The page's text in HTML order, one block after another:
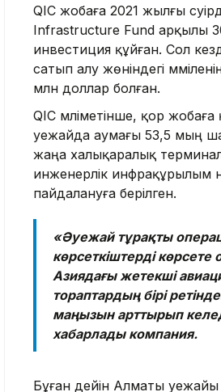
QIC жобаға 2021 жылғы
Infrastructure Fund арқылы
инвестиция құйған. Сол
сатып алу жөніндегі
млн доллар болған.
QIC мәліметінше, қор
әуежайда аумағы 53,5 мың
жаңа халықаралық
инженерлік инфрақұрылым
пайдалануға берілген.
«Әуежай тұрақты
көрсеткіштерді
Азиядағы жетекші
тораптардың бірі
маңызын арттырып
хабарлады компания.
Бұған дейін Алматы